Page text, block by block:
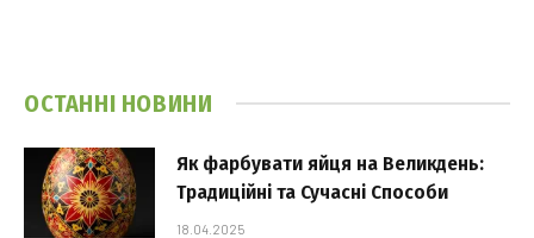
ОСТАННІ НОВИНИ
Як фарбувати яйця на Великдень:
Традиційні та Сучасні Способи
18.04.2025